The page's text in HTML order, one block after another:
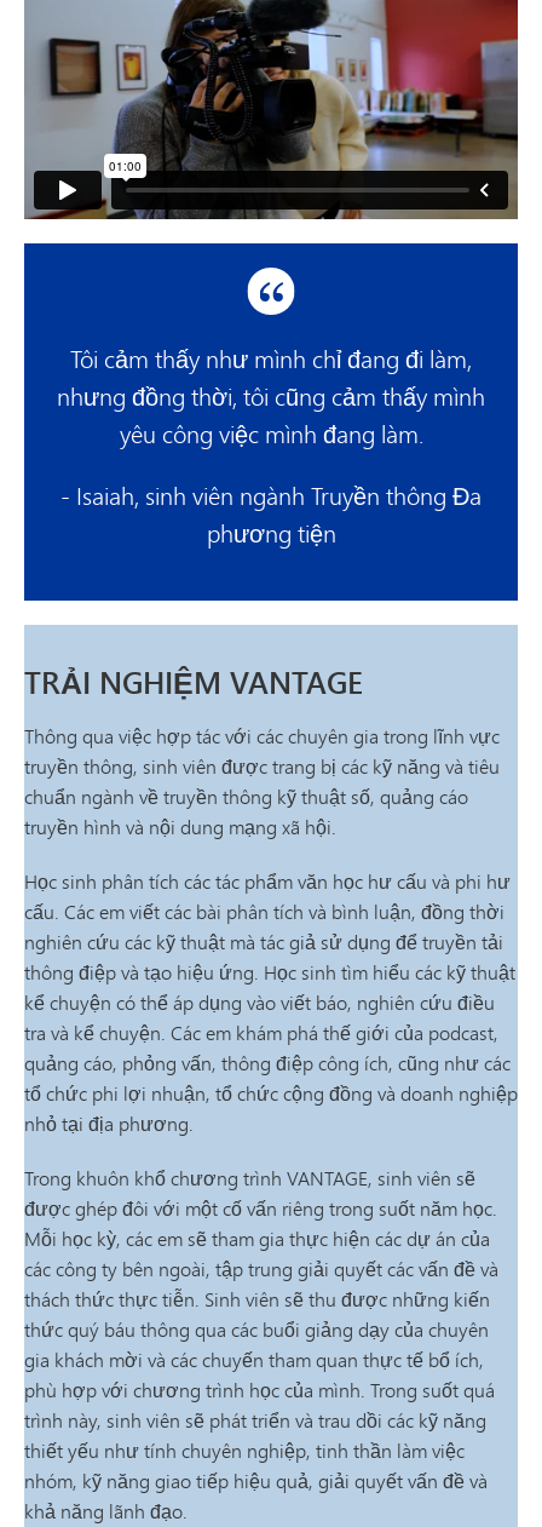
Tôi cảm thấy như mình chỉ đang đi làm,
nhưng đồng thời, tôi cũng cảm thấy mình
yêu công việc mình đang làm.
- Isaiah, sinh viên ngành Truyền thông Đa
phương tiện
TRẢI NGHIỆM VANTAGE
Thông qua việc hợp tác với các chuyên gia trong lĩnh vực
truyền thông, sinh viên được trang bị các kỹ năng và tiêu
chuẩn ngành về truyền thông kỹ thuật số, quảng cáo
truyền hình và nội dung mạng xã hội.
Học sinh phân tích các tác phẩm văn học hư cấu và phi hư
cấu. Các em viết các bài phân tích và bình luận, đồng thời
nghiên cứu các kỹ thuật mà tác giả sử dụng để truyền tải
thông điệp và tạo hiệu ứng. Học sinh tìm hiểu các kỹ thuật
kể chuyện có thể áp dụng vào viết báo, nghiên cứu điều
tra và kể chuyện. Các em khám phá thế giới của podcast,
quảng cáo, phỏng vấn, thông điệp công ích, cũng như các
tổ chức phi lợi nhuận, tổ chức cộng đồng và doanh nghiệp
nhỏ tại địa phương.
Trong khuôn khổ chương trình VANTAGE, sinh viên sẽ
được ghép đôi với một cố vấn riêng trong suốt năm học.
Mỗi học kỳ, các em sẽ tham gia thực hiện các dự án của
các công ty bên ngoài, tập trung giải quyết các vấn đề và
thách thức thực tiễn. Sinh viên sẽ thu được những kiến
thức quý báu thông qua các buổi giảng dạy của chuyên
gia khách mời và các chuyến tham quan thực tế bổ ích,
phù hợp với chương trình học của mình. Trong suốt quá
trình này, sinh viên sẽ phát triển và trau dồi các kỹ năng
thiết yếu như tính chuyên nghiệp, tinh thần làm việc
nhóm, kỹ năng giao tiếp hiệu quả, giải quyết vấn đề và
khả năng lãnh đạo.